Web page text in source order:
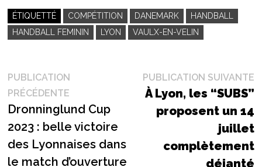
ÉTIQUETTÉ COMPÉTITION DANEMARK
HANDBALL
HANDBALL FEMININ
LYON VAULX-EN-VELIN
Navigation
de
l’article
PUBLICATION
PRÉCÉDENTEPublication
précédente :
Dronninglund Cup
2023 : belle victoire
des Lyonnaises dans
le match d’ouverture
PUBLICATION SUIVANTE
À Lyon, les “SUBS”
proposent un 14
juillet
complètement
déjanté